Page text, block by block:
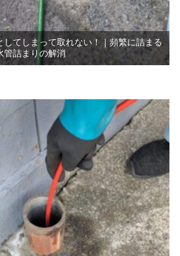
してしまって取れない！｜頻繁に詰まる
管詰まりの解消